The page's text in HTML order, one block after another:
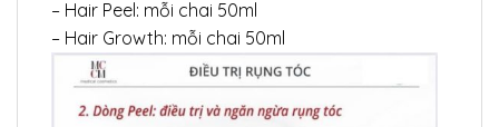
– Hair Peel: mỗi chai 50ml
– Hair Growth: mỗi chai 50ml